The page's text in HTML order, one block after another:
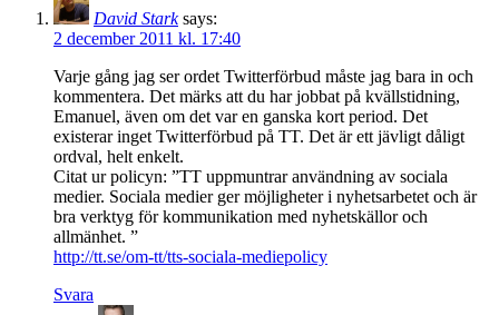
David Stark says:
2 december 2011 kl. 17:40
Varje gång jag ser ordet Twitterförbud måste jag bara in och
kommentera. Det märks att du har jobbat på kvällstidning,
Emanuel, även om det var en ganska kort period. Det
existerar inget Twitterförbud på TT. Det är ett jävligt dåligt
ordval, helt enkelt.
Citat ur policyn: ”TT uppmuntrar användning av sociala
medier. Sociala medier ger möjligheter i nyhetsarbetet och är
bra verktyg för kommunikation med nyhetskällor och
allmänhet. ”
http://tt.se/om-tt/tts-sociala-mediepolicy
Svara